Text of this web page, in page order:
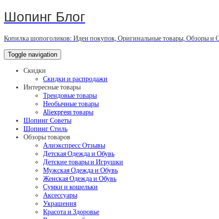
Шопинг Блог
Копилка шопоголиков: Идеи покупок, Оригинальные товары, Обзоры и
Toggle navigation
Скидки
Скидки и распродажи
Интересные товары
Трендовые товары
Необычные товары
Aliexpress товары
Шопинг Советы
Шопинг Стиль
Обзоры товаров
Алиэкспресс Отзывы
Детская Одежда и Обувь
Детские товары и Игрушки
Мужская Одежда и Обувь
Женская Одежда и Обувь
Сумки и кошельки
Аксессуары
Украшения
Красота и Здоровье